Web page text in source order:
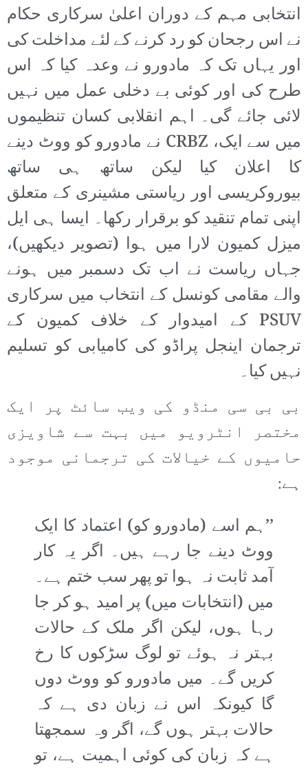
انتخابی مہم کے دوران اعلیٰ سرکاری حکام
نے اس رجحان کو رد کرنے کے لئے مداخلت کی
اور یہاں تک کہ مادورو نے وعدہ کیا کہ اس
طرح کی اور کوئی بے دخلی عمل میں نہیں
لائی جائے گی۔ اہم انقلابی کسان تنظیموں
میں سے ایک، CRBZ نے مادورو کو ووٹ دینے
کا اعلان کیا لیکن ساتھ ہی ساتھ
بیوروکریسی اور ریاستی مشینری کے متعلق
اپنی تمام تنقید کو برقرار رکھا۔ ایسا ہی ایل
میزل کمیون لارا میں ہوا (تصویر دیکھیں)،
جہاں ریاست نے اب تک دسمبر میں ہونے
والے مقامی کونسل کے انتخاب میں سرکاری
PSUV کے امیدوار کے خلاف کمیون کے
ترجمان اینجل پراڈو کی کامیابی کو تسلیم
نہیں کیا۔
بی بی سی منڈو کی ویب سائٹ پر ایک
مختصر انٹرویو میں بہت سے شاویزی
حامیوں کے خیالات کی ترجمانی موجود
ہے:
’’ہم اسے (مادورو کو) اعتماد کا ایک
ووٹ دینے جا رہے ہیں۔ اگر یہ کار
آمد ثابت نہ ہوا تو پھر سب ختم ہے۔
میں (انتخابات میں) پر امید ہو کر جا
رہا ہوں، لیکن اگر ملک کے حالات
بہتر نہ ہوئے تو لوگ سڑکوں کا رخ
کریں گے۔ میں مادورو کو ووٹ دوں
گا کیونکہ اس نے زبان دی ہے کہ
حالات بہتر ہوں گے، اگر وہ سمجھتا
ہے کہ زبان کی کوئی اہمیت ہے، تو